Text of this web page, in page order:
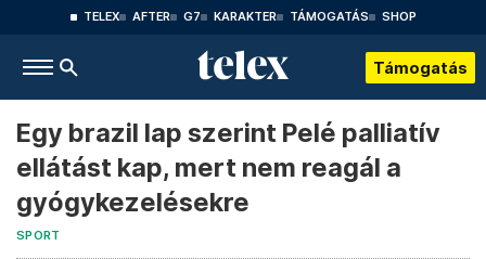
TELEX AFTER G7 KARAKTER TÁMOGATÁS SHOP
Támogatás
Egy brazil lap szerint Pelé palliatív
ellátást kap, mert nem reagál a
gyógykezelésekre
SPORT